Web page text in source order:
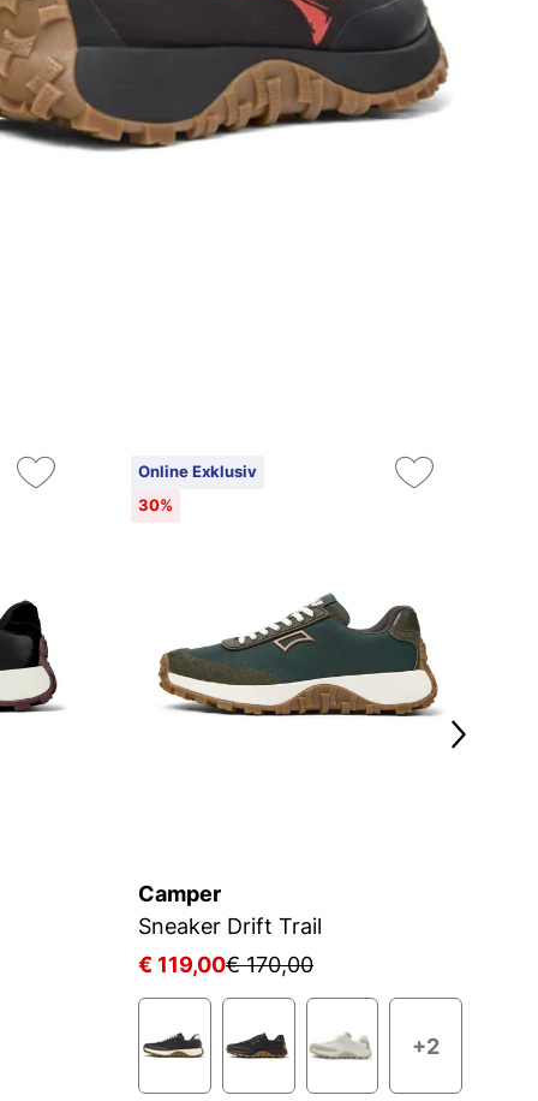
Online Exklusiv
30%
Camper
Sneaker Drift Trail
€ 119,00€ 170,00
+2